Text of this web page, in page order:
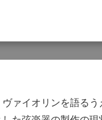
ァイオリンを語るう